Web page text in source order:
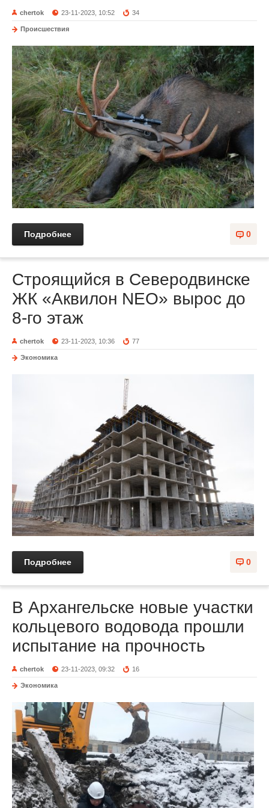
chertok 23-11-2023, 10:52 34
Происшествия
0
Подробнее
Строящийся в Северодвинске
ЖК «Аквилон NEO» вырос до
8-го этаж
chertok 23-11-2023, 10:36 77
Экономика
0
Подробнее
В Архангельске новые участки
кольцевого водовода прошли
испытание на прочность
chertok 23-11-2023, 09:32 16
Экономика